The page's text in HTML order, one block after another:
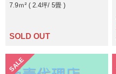
7.9ｍ² ( 2.4坪 5畳 )
SOLD OUT
SALE